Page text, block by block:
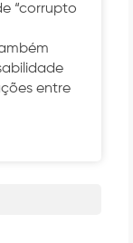
“corrupto
entre